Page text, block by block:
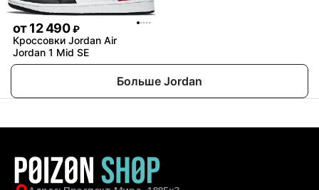
от12 490 ₽
Кроссовки Jordan Air
Jordan 1 Mid SE
Больше Jordan